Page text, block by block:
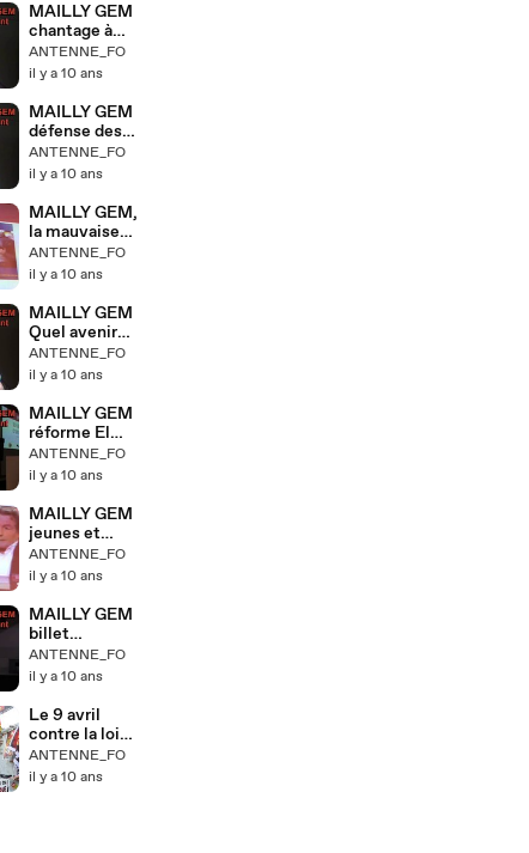
MAILLY GEM
chantage à
l'ssurance
chômage
ANTENNE_FO
il y a 10 ans
MAILLY GEM
défense des
salariés
ANTENNE_FO
il y a 10 ans
MAILLY GEM,
la mauvaise
image des
syndicats
ANTENNE_FO
il y a 10 ans
MAILLY GEM
Quel avenir
pour les
syndicats
ANTENNE_FO
il y a 10 ans
MAILLY GEM
réforme El
Khomri
ANTENNE_FO
il y a 10 ans
MAILLY GEM
jeunes et
nuits debout
ANTENNE_FO
il y a 10 ans
MAILLY GEM
billet
d'humeur
ANTENNE_FO
il y a 10 ans
Le 9 avril
contre la loi
travail à
Grenoble
ANTENNE_FO
il y a 10 ans